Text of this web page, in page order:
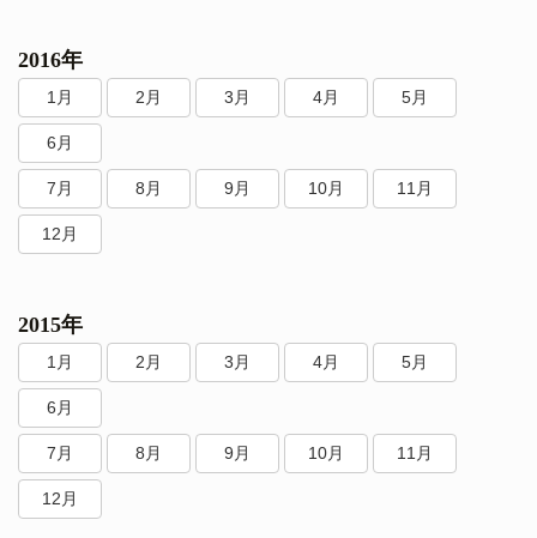
2016年
1月 2月 3月 4月 5月
6月
7月 8月 9月 10月 11月
12月
2015年
1月 2月 3月 4月 5月
6月
7月 8月 9月 10月 11月
12月